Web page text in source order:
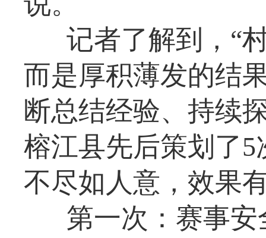
记者了解到，“
而是厚积薄发的结
断总结经验、持续
榕江县先后策划了
不尽如人意，效果
第一次：赛事